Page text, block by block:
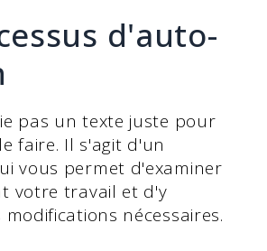
d'auto-
pas un texte juste pour
faire. Il s'agit d'un
vous permet d'examiner
votre travail et d'y
nécessaires.